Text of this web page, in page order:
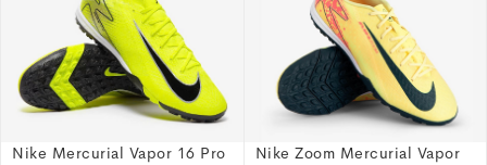
Nike Mercurial Vapor 16 Pro
Nike Zoom Mercurial Vapor